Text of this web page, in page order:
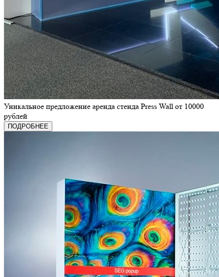
Уникальное предложение аренда стенда Press Wall от 10000
рублей
ПОДРОБНЕЕ